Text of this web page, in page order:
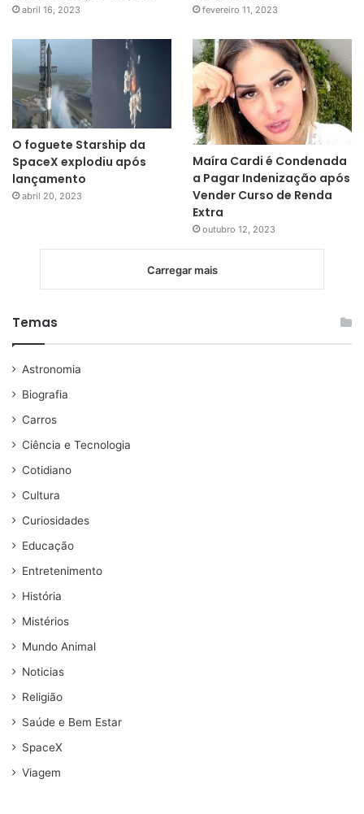
abril 16, 2023 fevereiro 11, 2023
O foguete Starship da
SpaceX explodiu após
lançamento
abril 20, 2023
Maíra Cardi é Condenada
a Pagar Indenização após
Vender Curso de Renda
Extra
outubro 12, 2023
Carregar mais
Temas
Astronomia
Biografia
Carros
Ciência e Tecnologia
Cotidiano
Cultura
Curiosidades
Educação
Entretenimento
História
Mistérios
Mundo Animal
Noticias
Religião
Saúde e Bem Estar
SpaceX
Viagem